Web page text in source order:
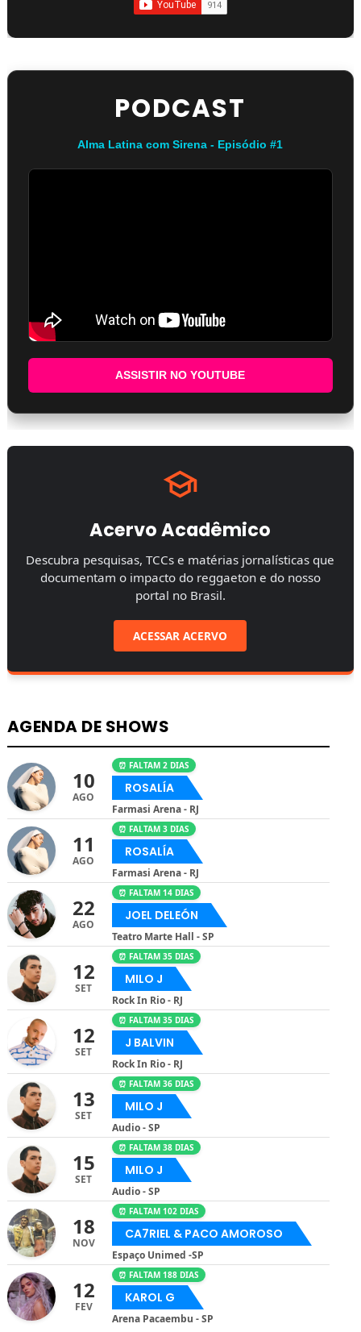
PODCAST
Alma Latina com Sirena - Episódio #1
ASSISTIR NO YOUTUBE
Acervo Acadêmico
Descubra pesquisas, TCCs e matérias jornalísticas que
documentam o impacto do reggaeton e do nosso
portal no Brasil.
ACESSAR ACERVO
AGENDA DE SHOWS
10
AGO
⏰ FALTAM 2 DIAS
ROSALÍA
Farmasi Arena - RJ
11
AGO
⏰ FALTAM 3 DIAS
ROSALÍA
Farmasi Arena - RJ
22
AGO
⏰ FALTAM 14 DIAS
JOEL DELEÓN
Teatro Marte Hall - SP
12
SET
⏰ FALTAM 35 DIAS
MILO J
Rock In Rio - RJ
12
SET
⏰ FALTAM 35 DIAS
J BALVIN
Rock In Rio - RJ
13
SET
⏰ FALTAM 36 DIAS
MILO J
Audio - SP
15
SET
⏰ FALTAM 38 DIAS
MILO J
Audio - SP
18
NOV
⏰ FALTAM 102 DIAS
CA7RIEL & PACO AMOROSO
Espaço Unimed -SP
12
FEV
⏰ FALTAM 188 DIAS
KAROL G
Arena Pacaembu - SP